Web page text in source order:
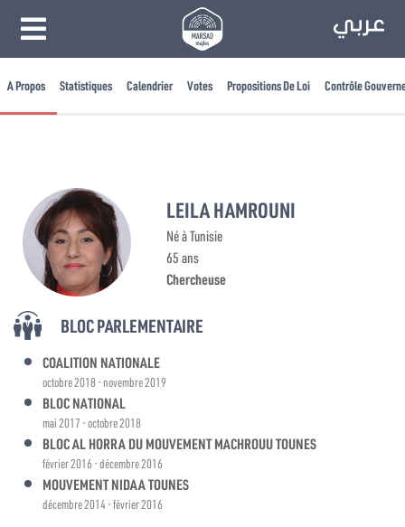
A Propos Statistiques Calendrier Votes Propositions De Loi Contrôle
LEILA HAMROUNI
Né à Tunisie
65 ans
Chercheuse
BLOC PARLEMENTAIRE
COALITION NATIONALE
octobre 2018 - novembre 2019
BLOC NATIONAL
mai 2017 - octobre 2018
BLOC AL HORRA DU MOUVEMENT MACHROUU TOUNES
février 2016 - décembre 2016
MOUVEMENT NIDAA TOUNES
décembre 2014 - février 2016